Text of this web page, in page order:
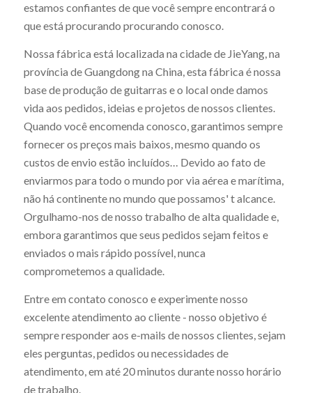
estamos confiantes de que você sempre encontrará o
que está procurando procurando conosco.
Nossa fábrica está localizada na cidade de JieYang, na
província de Guangdong na China, esta fábrica é nossa
base de produção de guitarras e o local onde damos
vida aos pedidos, ideias e projetos de nossos clientes.
Quando você encomenda conosco, garantimos sempre
fornecer os preços mais baixos, mesmo quando os
custos de envio estão incluídos… Devido ao fato de
enviarmos para todo o mundo por via aérea e marítima,
não há continente no mundo que possamos' t alcance.
Orgulhamo-nos de nosso trabalho de alta qualidade e,
embora garantimos que seus pedidos sejam feitos e
enviados o mais rápido possível, nunca
comprometemos a qualidade.
Entre em contato conosco e experimente nosso
excelente atendimento ao cliente - nosso objetivo é
sempre responder aos e-mails de nossos clientes, sejam
eles perguntas, pedidos ou necessidades de
atendimento, em até 20 minutos durante nosso horário
de trabalho.